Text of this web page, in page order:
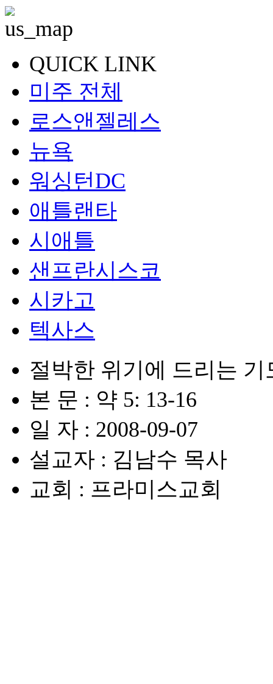
QUICK LINK
미주 전체
로스앤젤레스
뉴욕
워싱턴DC
애틀랜타
시애틀
샌프란시스코
시카고
텍사스
절박한 위기에 드리는 기
본 문 : 약 5: 13-16
일 자 : 2008-09-07
설교자 : 김남수 목사
교회 : 프라미스교회